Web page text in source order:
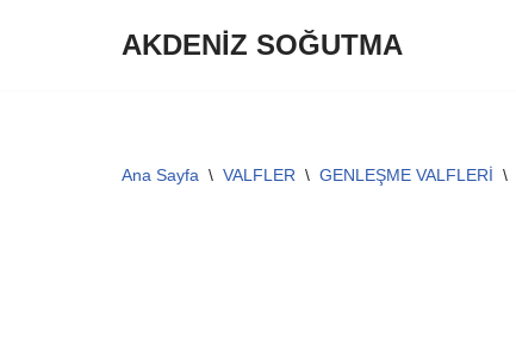
AKDENİZ SOĞUTMA
Ana Sayfa \ VALFLER \ GENLEŞME VALFLERİ \